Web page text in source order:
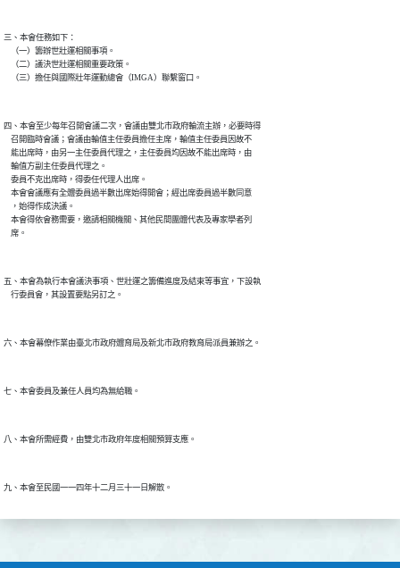
三、本會任務如下：
    （一）籌辦世壯運相關事項。
    （二）議決世壯運相關重要政策。
四、本會至少每年召開會議二次，會議由雙北市政府輪流主辦，必要時得
    召開臨時會議；會議由輪值主任委員擔任主席，輪值主任委員因故不
    能出席時，由另一主任委員代理之，主任委員均因故不能出席時，由
    輪值方副主任委員代理之。
    委員不克出席時，得委任代理人出席。
    本會會議應有全體委員過半數出席始得開會；經出席委員過半數同意
    ，始得作成決議。
    本會得依會務需要，邀請相關機關、其他民間團體代表及專家學者列
五、本會為執行本會議決事項、世壯運之籌備進度及結束等事宜，下設執